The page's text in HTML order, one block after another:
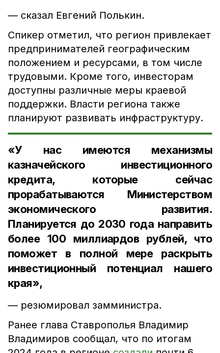
— сказал Евгений Полькин.
Спикер отметил, что регион привлекает
предпринимателей географическим
положением и ресурсами, в том числе
трудовыми. Кроме того, инвесторам
доступны различные меры краевой
поддержки. Власти региона также
планируют развивать инфраструктуру.
«У нас имеются механизмы
казначейского инвестиционного
кредита, которые сейчас
прорабатываются Министерством
экономического развития.
Планируется до 2030 года направить
более 100 миллиардов рублей, что
поможет в полной мере раскрыть
инвестиционный потенциал нашего
края»,
— резюмировал замминистра.
Ранее глава Ставрополья Владимир
Владимиров сообщал, что по итогам